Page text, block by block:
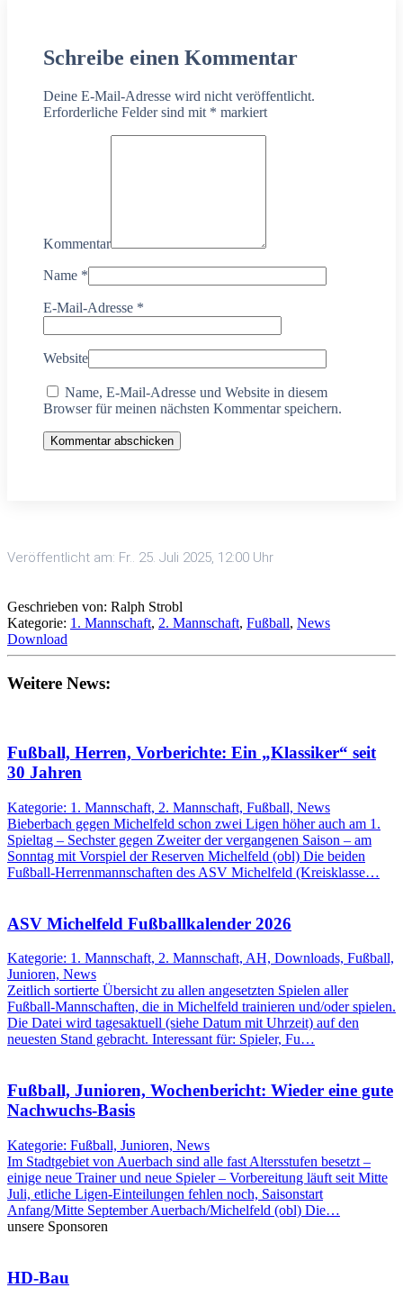
Schreibe einen Kommentar
Deine E-Mail-Adresse wird nicht veröffentlicht.
Erforderliche Felder sind mit * markiert
Kommentar
Name *
E-Mail-Adresse *
Website
Name, E-Mail-Adresse und Website in diesem
Browser für meinen nächsten Kommentar speichern.
Kommentar abschicken
Veröffentlicht am: Fr.. 25. Juli 2025, 12:00 Uhr
Geschrieben von: Ralph Strobl
Kategorie: 1. Mannschaft, 2. Mannschaft, Fußball, News
Download
Weitere News:
Fußball, Herren, Vorberichte: Ein „Klassiker“ seit
30 Jahren
Kategorie: 1. Mannschaft, 2. Mannschaft, Fußball, News
Bieberbach gegen Michelfeld schon zwei Ligen höher auch am 1.
Spieltag – Sechster gegen Zweiter der vergangenen Saison – am
Sonntag mit Vorspiel der Reserven Michelfeld (obl) Die beiden
Fußball-Herrenmannschaften des ASV Michelfeld (Kreisklasse…
ASV Michelfeld Fußballkalender 2026
Kategorie: 1. Mannschaft, 2. Mannschaft, AH, Downloads, Fußball,
Junioren, News
Zeitlich sortierte Übersicht zu allen angesetzten Spielen aller
Fußball-Mannschaften, die in Michelfeld trainieren und/oder spielen.
Die Datei wird tagesaktuell (siehe Datum mit Uhrzeit) auf den
neuesten Stand gebracht. Interessant für: Spieler, Fu…
Fußball, Junioren, Wochenbericht: Wieder eine gute
Nachwuchs-Basis
Kategorie: Fußball, Junioren, News
Im Stadtgebiet von Auerbach sind alle fast Altersstufen besetzt –
einige neue Trainer und neue Spieler – Vorbereitung läuft seit Mitte
Juli, etliche Ligen-Einteilungen fehlen noch, Saisonstart
Anfang/Mitte September Auerbach/Michelfeld (obl) Die…
unsere Sponsoren
HD-Bau